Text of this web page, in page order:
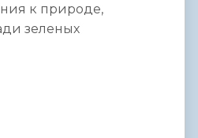
к природе,
зеленых